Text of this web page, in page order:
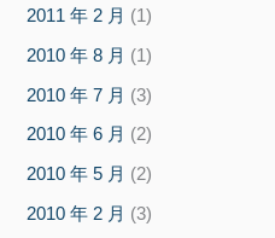
2011 年 2 月 (1)
2010 年 8 月 (1)
2010 年 7 月 (3)
2010 年 6 月 (2)
2010 年 5 月 (2)
2010 年 2 月 (3)